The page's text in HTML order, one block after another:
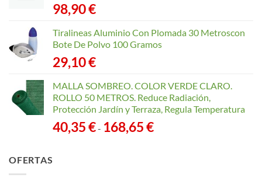
98,90€
Tiralineas Aluminio Con Plomada 30 Metroscon
Bote De Polvo 100 Gramos
29,10€
MALLA SOMBREO. COLOR VERDE CLARO.
ROLLO 50 METROS. Reduce Radiación,
Protección Jardín y Terraza, Regula Temperatura
40,35€- 168,65€Rango
OFERTAS